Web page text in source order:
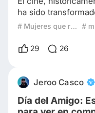
ha sido
por mujeres que
con su talento.
hicieron historia,
camino para
Blaché:
# Mujeres que revolucionaron el cine
29 26
Jeroo Casco
Día del Amigo: